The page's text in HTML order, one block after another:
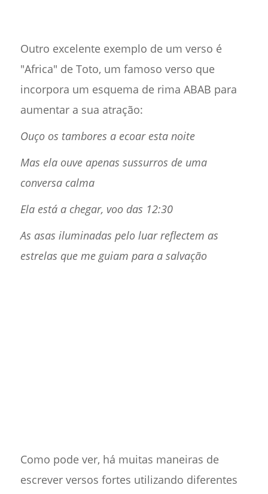
Outro excelente exemplo de um verso é
"Africa" de Toto, um famoso verso que
incorpora um esquema de rima ABAB para
aumentar a sua atração:
Ouço os tambores a ecoar esta noite
Mas ela ouve apenas sussurros de uma
conversa calma
Ela está a chegar, voo das 12:30
As asas iluminadas pelo luar reflectem as
estrelas que me guiam para a salvação
Como pode ver, há muitas maneiras de
escrever versos fortes utilizando diferentes